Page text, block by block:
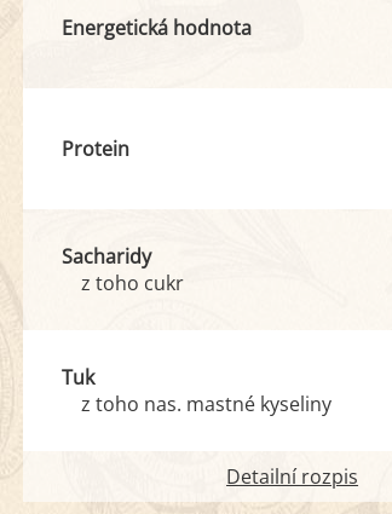
Energetická hodnota
Protein
Sacharidy
z toho cukr
Tuk
z toho nas. mastné kyseliny
Detailní rozpis